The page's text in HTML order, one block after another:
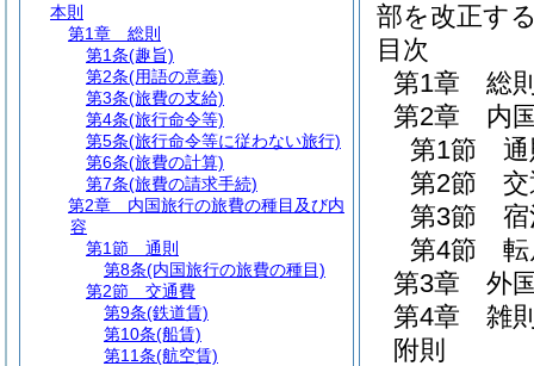
部を改正す
目次
第1章
総
第2章
内
第1節
第2節
第3節
第4節
第3章
外
第4章
雑
附則
本則
第1章
総則
第1条(趣旨)
第2条(用語の意義)
第3条(旅費の支給)
第4条(旅行命令等)
第5条(旅行命令等に従わない旅行)
第6条(旅費の計算)
第7条(旅費の請求手続)
第2章
内国旅行の旅費の種目及び内
容
第1節
通則
第8条(内国旅行の旅費の種目)
第2節
交通費
第9条(鉄道賃)
第10条(船賃)
第11条(航空賃)